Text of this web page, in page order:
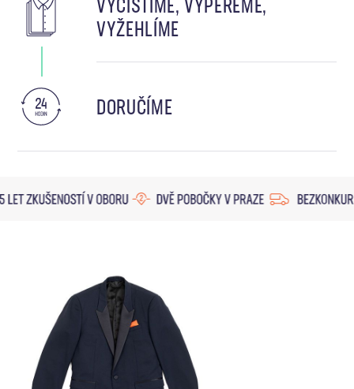
VYČISTÍME, VYPEREME,
VYŽEHLÍME
DORUČÍME